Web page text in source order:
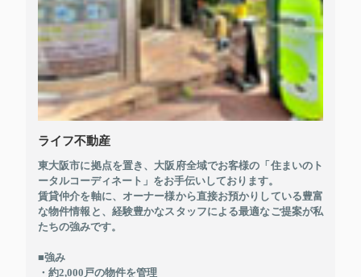
ライフ不動産
東大阪市に拠点を置き、大阪府全域でお客様の「住まいのト
ータルコーディネート」をお手伝いしております。
賃貸仲介を軸に、オーナー様から直接お預かりしている豊富
な物件情報と、経験豊かなスタッフによる最適なご提案が私
たちの強みです。
■強み
・約2,000戸の物件を管理